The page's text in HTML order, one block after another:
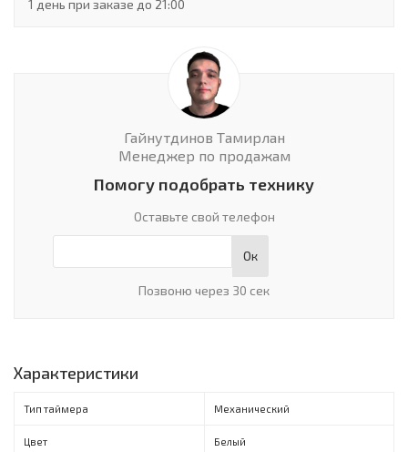
1 день при заказе до 21:00
Гайнутдинов Тамирлан
Менеджер по продажам
Помогу подобрать технику
Оставьте свой телефон
Ок
Позвоню через 30 сек
Характеристики
Тип таймера Механический
Цвет Белый